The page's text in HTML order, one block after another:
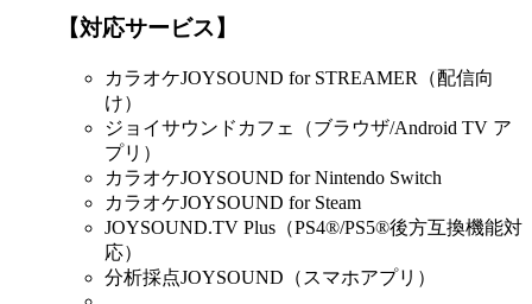
【対応サービス】
カラオケJOYSOUND for STREAMER（配信向
け）
ジョイサウンドカフェ（ブラウザ/Android TV ア
プリ）
カラオケJOYSOUND for Nintendo Switch
カラオケJOYSOUND for Steam
JOYSOUND.TV Plus（PS4®/PS5®後方互換機能対
応）
分析採点JOYSOUND（スマホアプリ）